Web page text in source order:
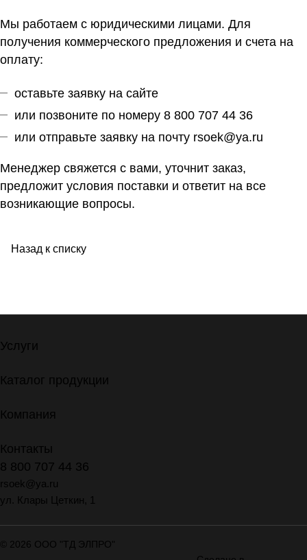
Мы работаем с юридическими лицами. Для
получения коммерческого предложения и счета на
оплату:
оставьте заявку на сайте
или позвоните по номеру 8 800 707 44 36
или отправьте заявку на почту rsoek@ya.ru
Менеджер свяжется с вами, уточнит заказ,
предложит условия поставки и ответит на все
возникающие вопросы.
Назад к списку
Услуги
Каталог продукции
Компания
Контакты
8 800 707 44 36
rsoek@ya.ru
ул. Клары Цеткин, 1
© 2026 ООО "ТД ЭЛПРО"